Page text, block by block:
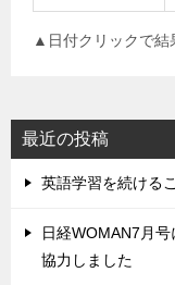
▲日付クリックで結
最近の投稿
英語学習を続ける
日経WOMAN7月
協力しました